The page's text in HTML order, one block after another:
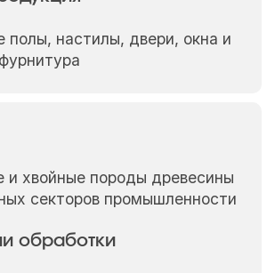
полы, настилы, двери, окна и
и хвойные породы древесины
секторов промышленности
обработки